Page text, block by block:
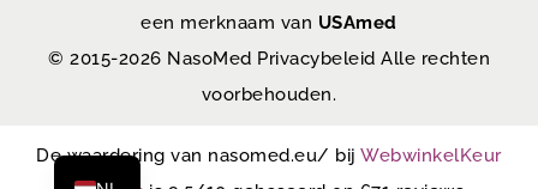
een merknaam van USAmed
© 2015-2026 NasoMed Privacybeleid Alle rechten
voorbehouden.
De waardering van nasomed.eu/ bijWebwinkelKeur